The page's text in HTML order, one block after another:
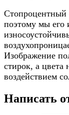
Стопроцентный
поэтому мы его
Изображение
стирок, а цвета
воздействием
Написать